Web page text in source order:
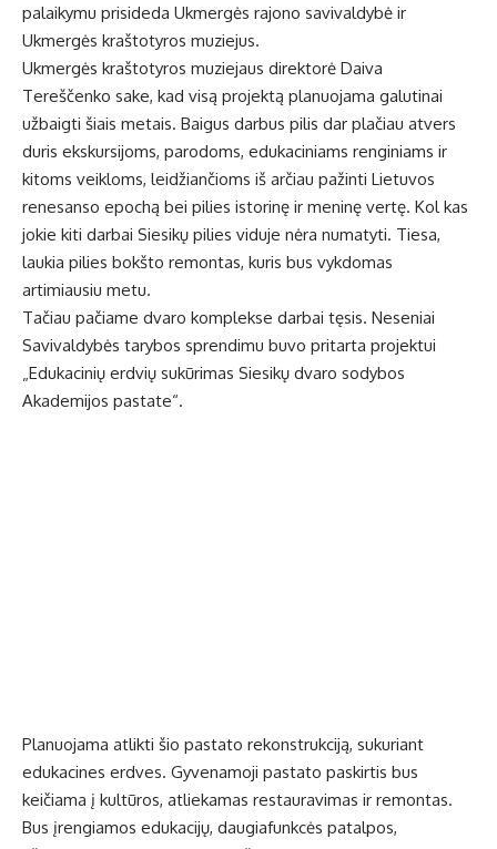
palaikymu prisideda Ukmergės rajono savivaldybė ir
Ukmergės kraštotyros muziejus.
Ukmergės kraštotyros muziejaus direktorė Daiva
Tereščenko sake, kad visą projektą planuojama galutinai
užbaigti šiais metais. Baigus darbus pilis dar plačiau atvers
duris ekskursijoms, parodoms, edukaciniams renginiams ir
kitoms veikloms, leidžiančioms iš arčiau pažinti Lietuvos
renesanso epochą bei pilies istorinę ir meninę vertę. Kol kas
jokie kiti darbai Siesikų pilies viduje nėra numatyti. Tiesa,
laukia pilies bokšto remontas, kuris bus vykdomas
artimiausiu metu.
Tačiau pačiame dvaro komplekse darbai tęsis. Neseniai
Savivaldybės tarybos sprendimu buvo pritarta projektui
„Edukacinių erdvių sukūrimas Siesikų dvaro sodybos
Akademijos pastate“.
Planuojama atlikti šio pastato rekonstrukciją, sukuriant
edukacines erdves. Gyvenamoji pastato paskirtis bus
keičiama į kultūros, atliekamas restauravimas ir remontas.
Bus įrengiamos edukacijų, daugiafunkcės patalpos,